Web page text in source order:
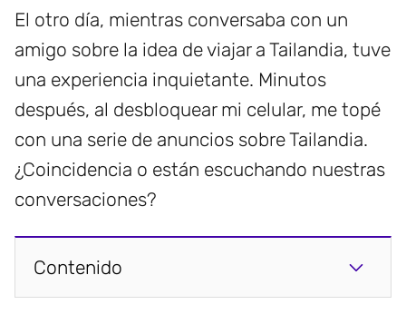
El otro día, mientras conversaba con un
amigo sobre la idea de viajar a Tailandia, tuve
una experiencia inquietante. Minutos
después, al desbloquear mi celular, me topé
con una serie de anuncios sobre Tailandia.
¿Coincidencia o están escuchando nuestras
conversaciones?
Contenido